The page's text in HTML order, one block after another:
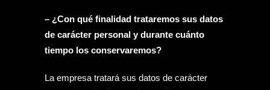
– ¿Con qué finalidad trataremos sus datos
de carácter personal y durante cuánto
tiempo los conservaremos?
La empresa tratará sus datos de carácter